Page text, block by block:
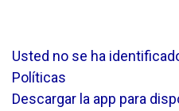
Usted no se ha
Políticas
Descargar la app para